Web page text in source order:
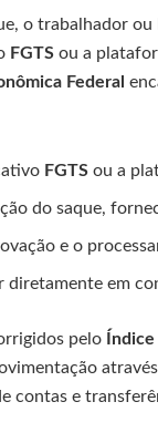
o trabalhador
FGTS ou a
Federal
FGTSou a
do saque,
e o
diretamente em
pelo
contas e